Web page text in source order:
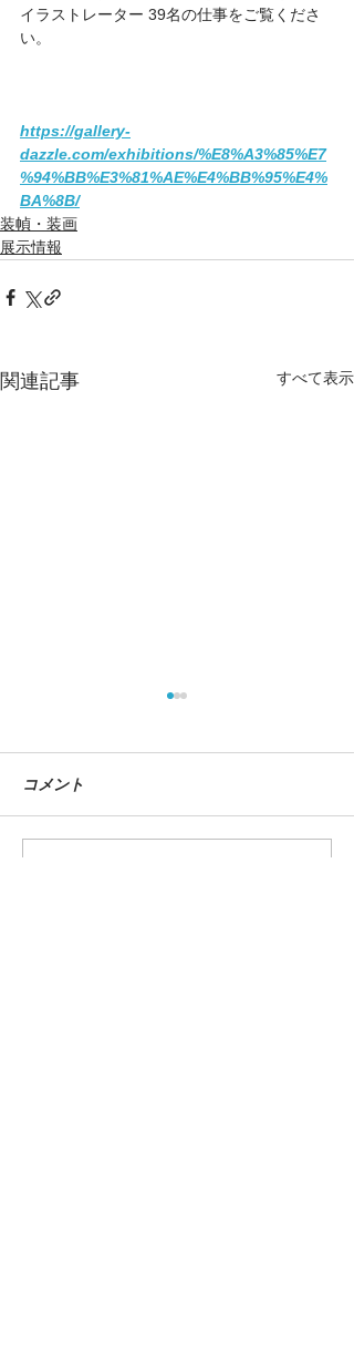
イラストレーター 39名の仕事をご覧くださ
い。
https://gallery-
dazzle.com/exhibitions/%E8%A3%85%E7
%94%BB%E3%81%AE%E4%BB%95%E4%
BA%8B/
装幀・装画
展示情報
関連記事 すべて表示
コメント